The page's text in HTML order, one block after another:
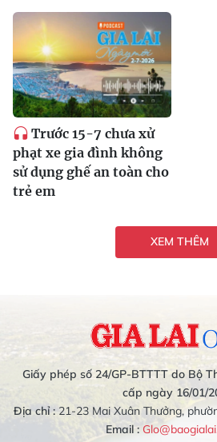
Trước 15-7 chưa xử
phạt xe gia đình không
sử dụng ghế an toàn cho
trẻ em
XEM THÊM
Giấy phép số 24/GP-BTTTT do Bộ
cấp ngày 16/01/
Địa chỉ :21-23 Mai Xuân Thưởng,
Email :